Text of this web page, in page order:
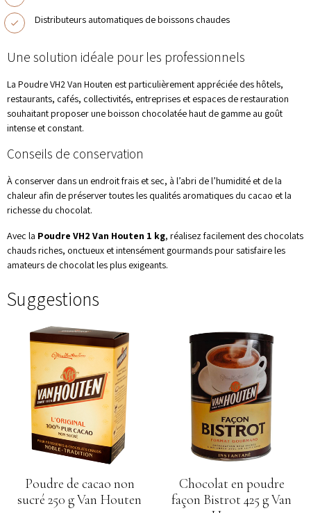
Distributeurs automatiques de boissons chaudes
Une solution idéale pour les professionnels
La Poudre VH2 Van Houten est particulièrement appréciée des hôtels,
restaurants, cafés, collectivités, entreprises et espaces de restauration
souhaitant proposer une boisson chocolatée haut de gamme au goût
intense et constant.
Conseils de conservation
À conserver dans un endroit frais et sec, à l’abri de l’humidité et de la
chaleur afin de préserver toutes les qualités aromatiques du cacao et la
richesse du chocolat.
Avec la Poudre VH2 Van Houten 1 kg, réalisez facilement des chocolats
chauds riches, onctueux et intensément gourmands pour satisfaire les
amateurs de chocolat les plus exigeants.
Suggestions
Poudre de cacao non
sucré 250 g Van Houten
Chocolat en poudre
façon Bistrot 425 g Van